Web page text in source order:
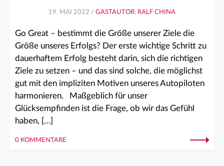
19. MAI 2022 / GASTAUTOR: RALF CHINA
Go Great – bestimmt die Größe unserer Ziele die
Größe unseres Erfolgs? Der erste wichtige Schritt zu
dauerhaftem Erfolg besteht darin, sich die richtigen
Ziele zu setzen – und das sind solche, die möglichst
gut mit den impliziten Motiven unseres Autopiloten
harmonieren. Maßgeblich für unser
Glücksempfinden ist die Frage, ob wir das Gefühl
haben, […]
0 KOMMENTARE